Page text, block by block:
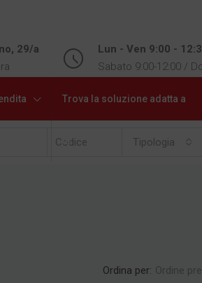
29/a
Lun - Ven 9:00 -
Sabato 9:00-12:00 /
Trova la soluzione adatta a
te Tipologia
Ordina per: Ordine